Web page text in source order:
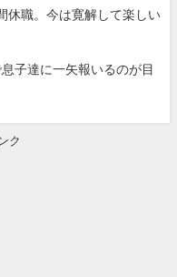
休職。今は寛解して楽しい
子達に一矢報いるのが目
ク